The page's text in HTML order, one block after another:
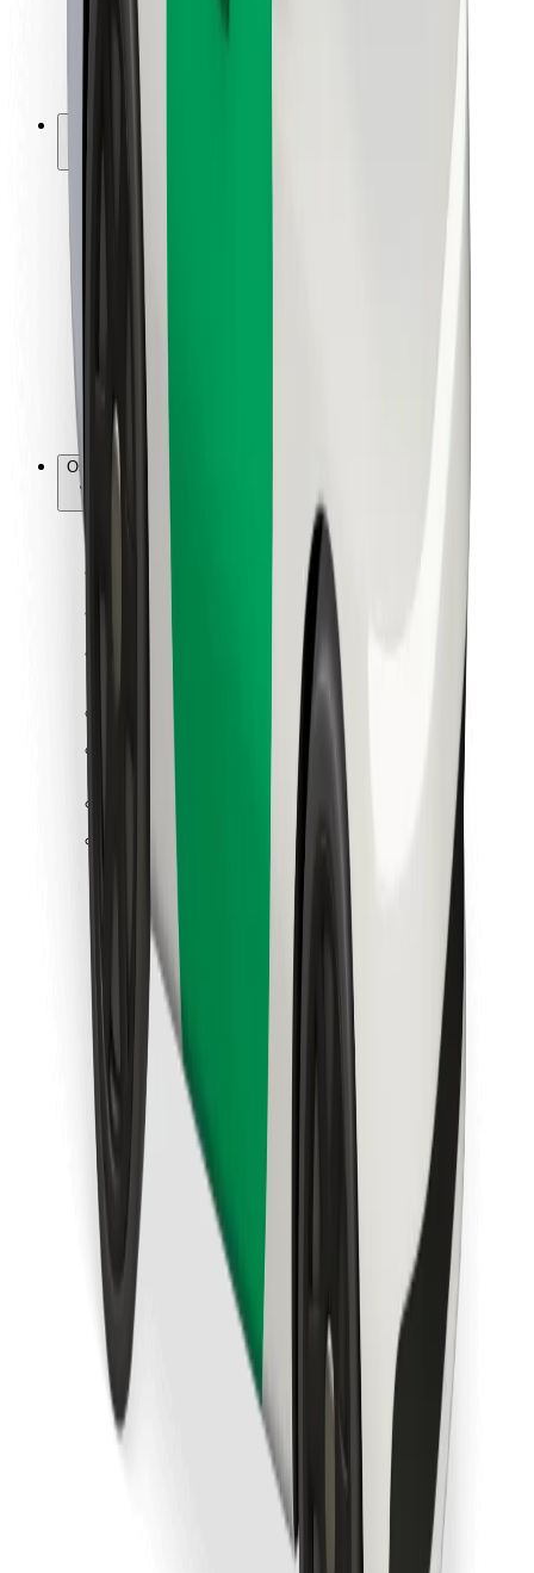
Gradska rješenja
Zračne luke
Bolt stanice za punjenje
Za korisnike
Za vozače
Bolt Food
Za vlasnike flota
Za restorane
Bolt for Business
Ostalo
Dobavljači
Uvjeti i odredbe
Sigurnost
Zatraži vožnju i putuj kroz nekoliko minuta!
Preuzmi aplikaciju Bolt
Pronađi svoje najdraže jelo!
Preuzmi aplikaciju Bolt Food